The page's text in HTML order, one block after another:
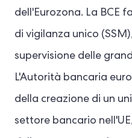
dell'Eurozona. La BCE
di vigilanza unico
supervisione delle
L'Autorità bancaria
della creazione di un
settore bancario